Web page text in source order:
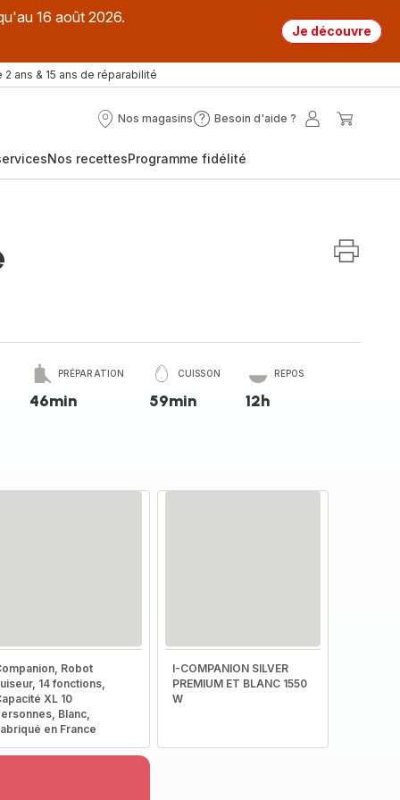
16 août 2026.
Je découvre
2 ans & 15 ans de réparabilité
Nos magasins
Nos
Besoin d'aide ?
Besoin
?
Mon
Nos recettesProgramme fidélité
PRÉPARATION
46min
CUISSON
59min
REPOS
12h
Robot
14 fonctions,
XL 10
Blanc,
en France
I-COMPANION SILVER
PREMIUM ET BLANC 1550
W